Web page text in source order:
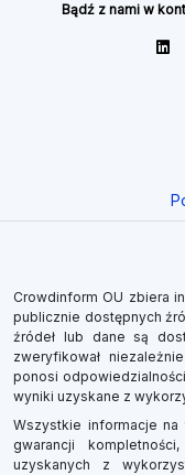
Bądź z nami w
Crowdinform OU zbiera
publicznie dostępnych
źródeł lub dane są
zweryfikował
ponosi
wyniki uzyskane z
Wszystkie informacje
gwarancji
uzyskanych z